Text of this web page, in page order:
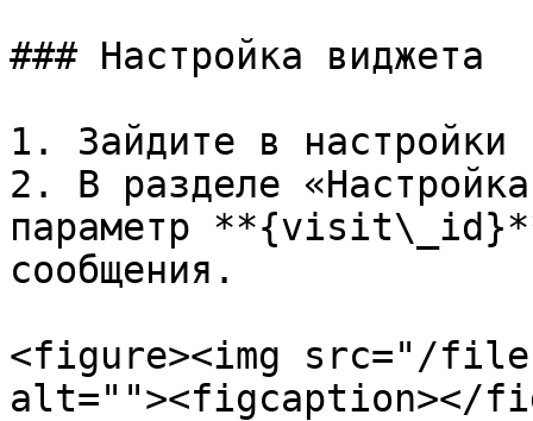
### Настройка виджета
1. Зайдите в настройки
2. В разделе
параметр **{visit\_id}**
сообщения.
<figure><img src="/files/
alt=""><figcaption></